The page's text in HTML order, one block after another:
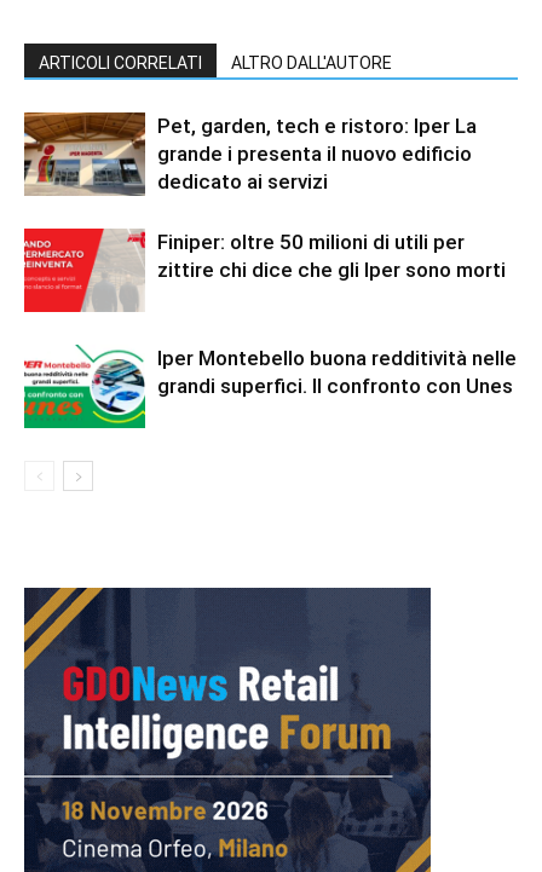
ARTICOLI CORRELATI ALTRO DALL'AUTORE
Pet, garden, tech e ristoro: Iper La
grande i presenta il nuovo edificio
dedicato ai servizi
Finiper: oltre 50 milioni di utili per
zittire chi dice che gli Iper sono morti
Iper Montebello buona redditività nelle
grandi superfici. Il confronto con Unes